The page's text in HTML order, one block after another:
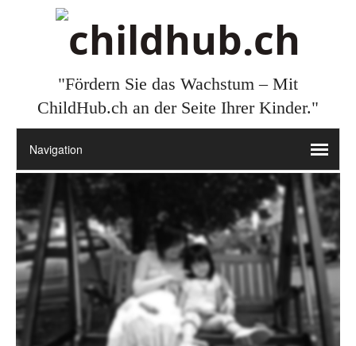
"Fördern Sie das Wachstum – Mit
ChildHub.ch an der Seite Ihrer Kinder."